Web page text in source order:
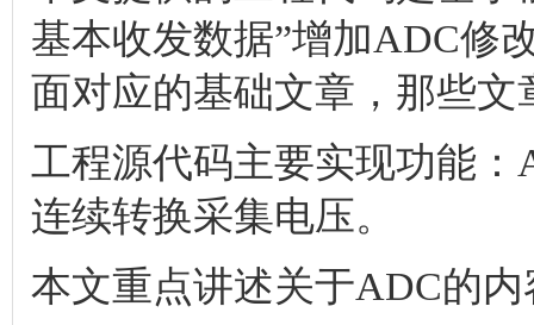
基本收发数据”增加ADC修
面对应的基础文章，那些文
工程源代码主要实现功能
连续转换采集电压。
本文重点讲述关于ADC的内